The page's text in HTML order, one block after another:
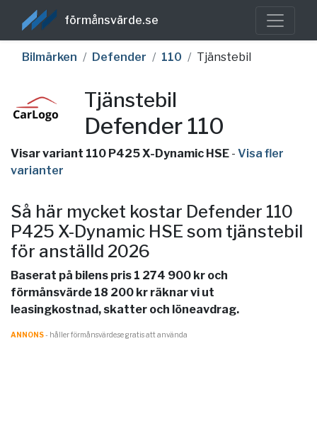
förmånsvärde.se
Bilmärken Defender 110 Tjänstebil
Tjänstebil
Defender 110
Visar variant 110 P425 X-Dynamic HSE - Visa fler
varianter
Så här mycket kostar Defender 110
P425 X-Dynamic HSE som tjänstebil
för anställd 2026
Baserat på bilens pris 1 274 900 kr och
förmånsvärde 18 200 kr räknar vi ut
leasingkostnad, skatter och löneavdrag.
ANNONS- håller förmånsvärde.se gratis att använda